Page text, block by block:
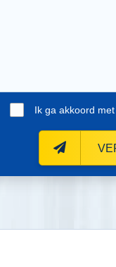
Ik ga akkoord